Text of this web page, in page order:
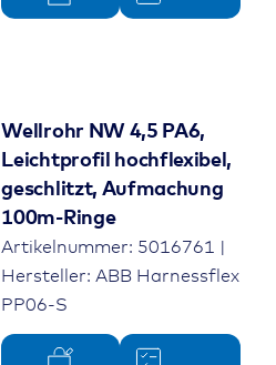
Wellrohr NW 4,5 PA6,
Leichtprofil hochflexibel,
geschlitzt, Aufmachung
100m-Ringe
Artikelnummer: 5016761 |
Hersteller: ABB Harnessflex
PP06-S